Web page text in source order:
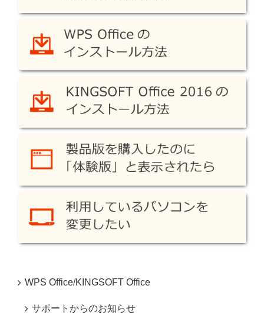
WPS Office/KINGSOFT Office
サポートからのお知らせ